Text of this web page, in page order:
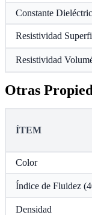
Constante
Resistividad
Resistividad
Otras
ÍTEM
Color
Índice de Fluidez
Densidad